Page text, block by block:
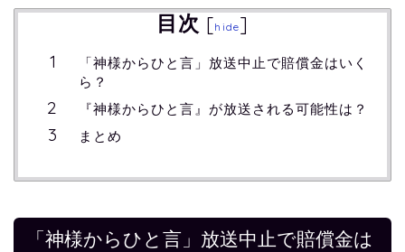
目次 [hide]
「神様からひと言」放送中止で賠償金はいく
ら？
『神様からひと言』が放送される可能性は？
まとめ
「神様からひと言」放送中止で賠償金は